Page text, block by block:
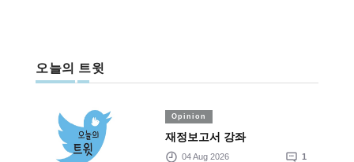
오늘의 트윗
Opinion
재정보고서 강좌
04 Aug 2026 1